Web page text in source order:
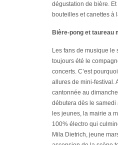
dégustation de bière.
bouteilles et canettes à
Bière-pong et taureau
Les fans de musique le
toujours été le
concerts. C’est
allures de mini-festival.
cantonnée au
débutera dès le samedi
les jeunes, la mairie a
100% électro qui
Mila Dietrich, jeune